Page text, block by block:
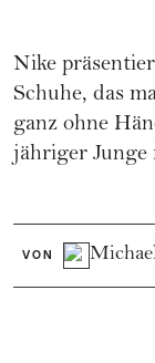
Nike
Schuhe, das
ganz ohne
jähriger
VON